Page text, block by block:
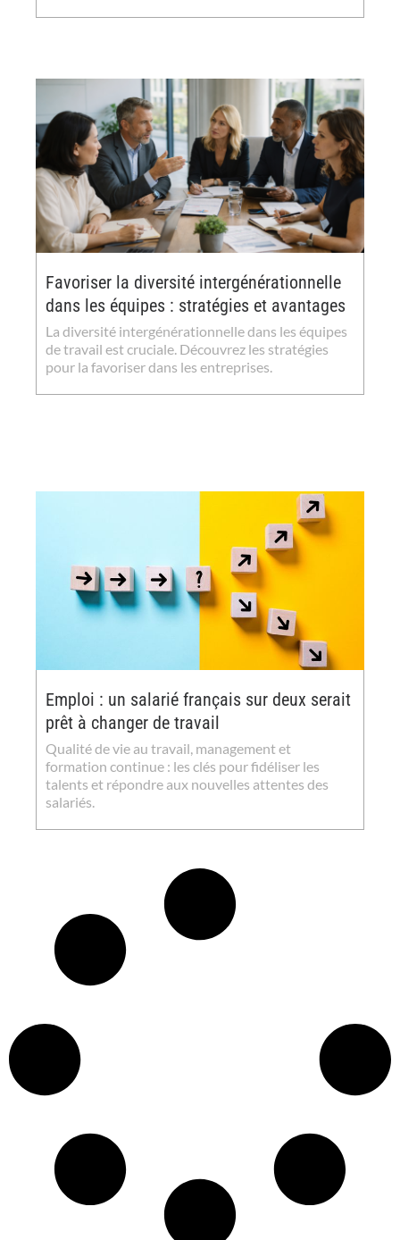
Favoriser la diversité intergénérationnelle
dans les équipes : stratégies et avantages
La diversité intergénérationnelle dans les équipes
de travail est cruciale. Découvrez les stratégies
pour la favoriser dans les entreprises.
Emploi : un salarié français sur deux serait
prêt à changer de travail
Qualité de vie au travail, management et
formation continue : les clés pour fidéliser les
talents et répondre aux nouvelles attentes des
salariés.